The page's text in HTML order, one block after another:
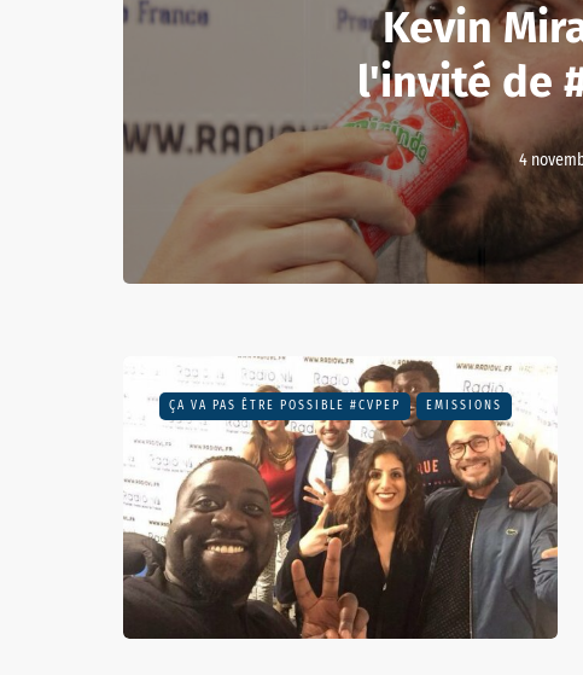
Kevin
l'invité de
4
ÇA VA PAS ÊTRE POSSIBLE #CVPEP EMISSIONS